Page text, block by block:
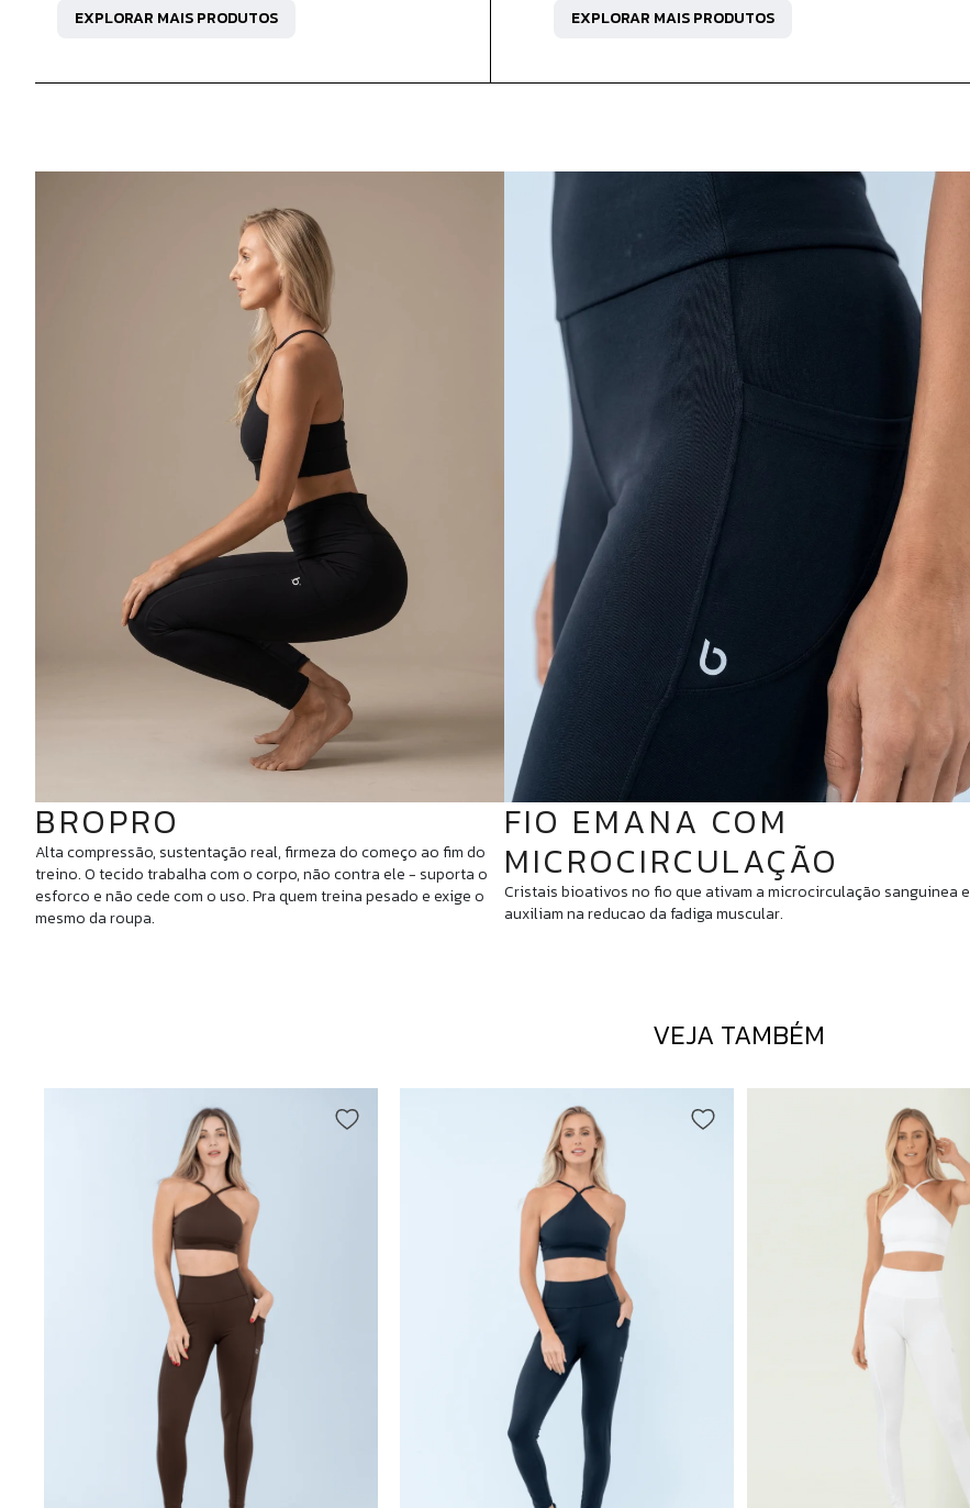
EXPLORAR MAIS PRODUTOS
EXPLORAR MAIS PRODUTOS
BROPRO
Alta compressão, sustentação real, firmeza do começo ao fim do
treino. O tecido trabalha com o corpo, não contra ele - suporta o
esforco e não cede com o uso. Pra quem treina pesado e exige o
mesmo da roupa.
FIO EMANA COM
MICROCIRCULAÇÃO
Cristais bioativos no fio que ativam a microcirculação sanguinea e
auxiliam na reducao da fadiga muscular.
VEJA TAMBÉM